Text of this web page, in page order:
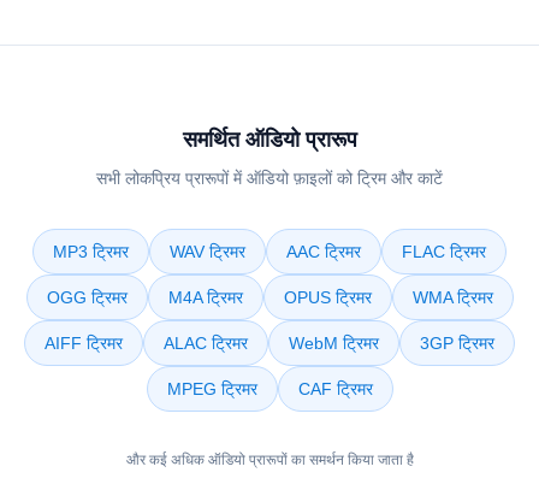
समर्थित ऑडियो प्रारूप
सभी लोकप्रिय प्रारूपों में ऑडियो फ़ाइलों को ट्रिम और काटें
MP3 ट्रिमर WAV ट्रिमर AAC ट्रिमर FLAC ट्रिमर
OGG ट्रिमर M4A ट्रिमर OPUS ट्रिमर WMA ट्रिमर
AIFF ट्रिमर ALAC ट्रिमर WebM ट्रिमर 3GP ट्रिमर
MPEG ट्रिमर CAF ट्रिमर
और कई अधिक ऑडियो प्रारूपों का समर्थन किया जाता है